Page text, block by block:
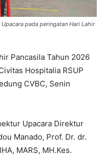
pada peringatan Hari Lahir
Pancasila Tahun 2026
Hospitalia RSUP
CVBC, Senin
Upacara Direktur
Manado, Prof. Dr. dr.
MARS, MH.Kes.